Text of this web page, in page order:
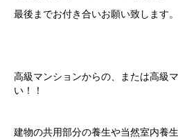
最後までお付き合いお願い致します。
高級マンションからの、または高級
い！！
建物の共用部分の養生や当然室内養